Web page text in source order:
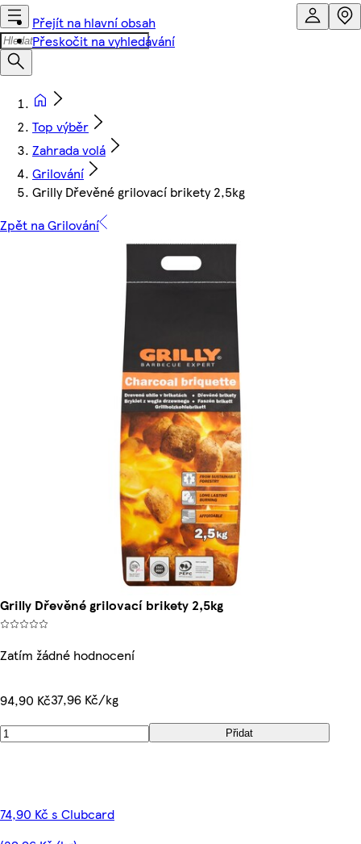
Přejít na hlavní obsah
Přeskočit na vyhledávání
Top výběr
Zahrada volá
Grilování
Grilly Dřevěné grilovací brikety 2,5kg
Zpět na Grilování
Grilly Dřevěné grilovací brikety 2,5kg
Zatím žádné hodnocení
94,90 Kč37,96 Kč/kg
Přidat
74,90 Kč s Clubcard